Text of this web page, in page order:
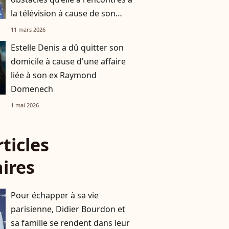
la télévision à cause de son
apparence
11 mars 2026
Estelle Denis a dû quitter son
domicile à cause d'une affaire
liée à son ex Raymond
Domenech
1 mai 2026
Pour échapper à sa vie
parisienne, Didier Bourdon et
sa famille se rendent dans leur